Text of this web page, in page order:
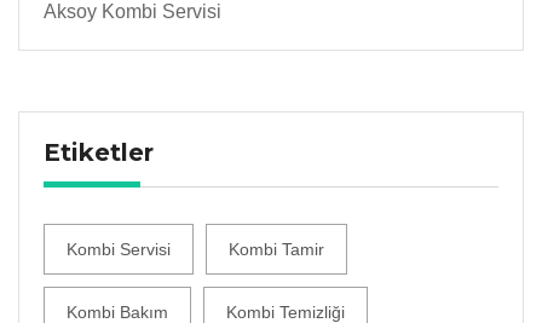
Aksoy Kombi Servisi
Etiketler
Kombi Servisi Kombi Tamir
Kombi Bakım Kombi Temizliği